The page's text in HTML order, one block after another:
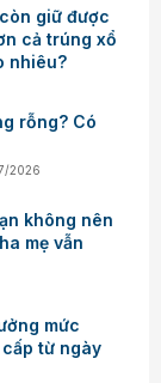
giữ được
cả trúng xổ
nhiêu?
rỗng? Có
2026
không nên
mẹ vẫn
mức
từ ngày